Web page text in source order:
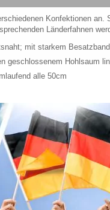
Konfektionen
Länderfahnen
mit starkem
geschlossenem Hohlsaum
alle 50cm